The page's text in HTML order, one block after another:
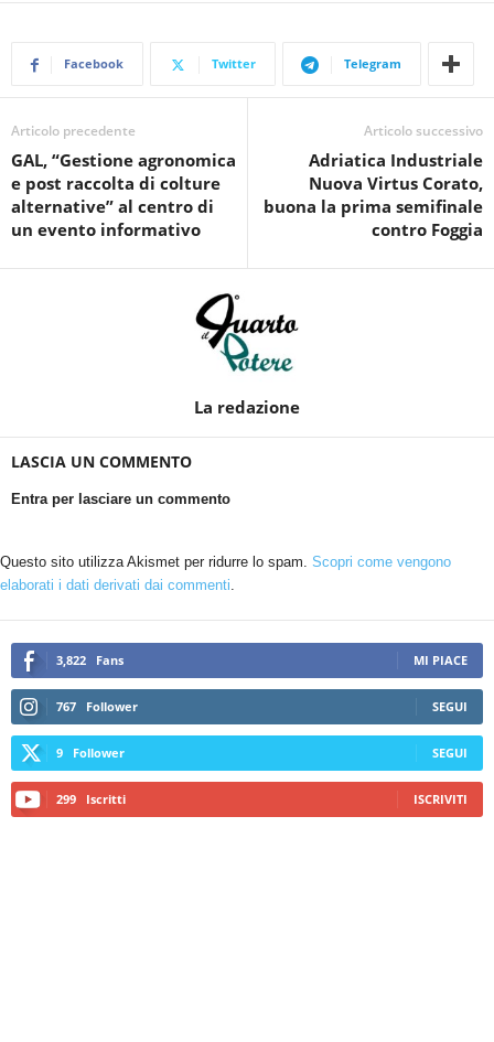
Facebook Twitter Telegram
Articolo precedente
GAL, “Gestione agronomica
e post raccolta di colture
alternative” al centro di
un evento informativo
Articolo successivo
Adriatica Industriale
Nuova Virtus Corato,
buona la prima semifinale
contro Foggia
La redazione
LASCIA UN COMMENTO
Entra per lasciare un commento
Questo sito utilizza Akismet per ridurre lo spam. Scopri come vengono
elaborati i dati derivati dai commenti.
3,822 Fans MI PIACE
767 Follower SEGUI
9 Follower SEGUI
299 Iscritti ISCRIVITI